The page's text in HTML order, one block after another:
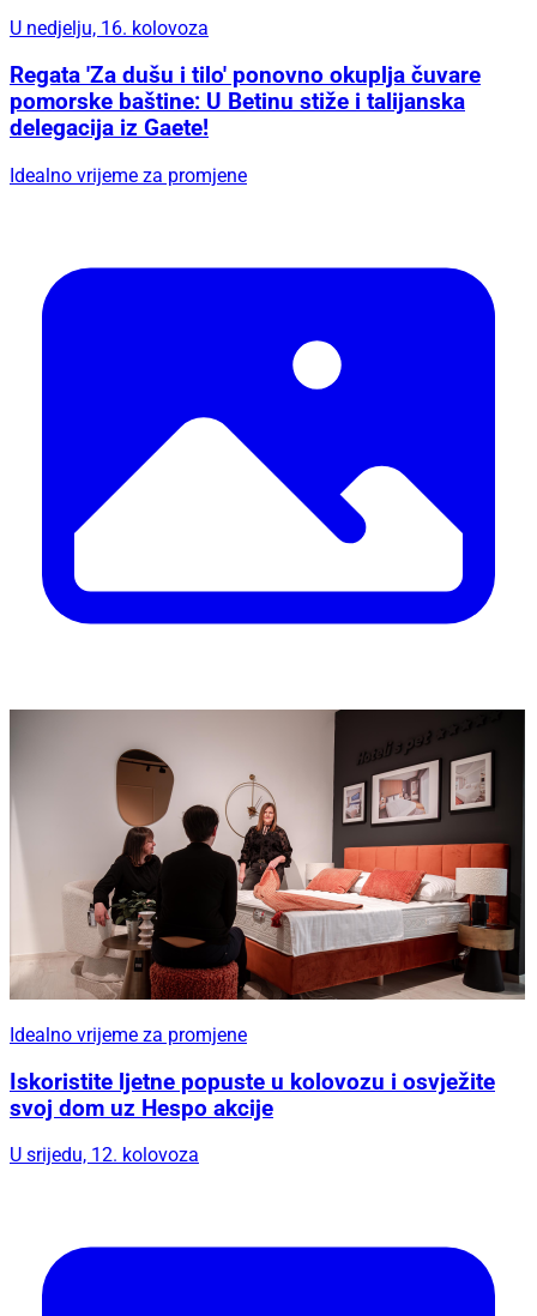
U nedjelju, 16. kolovoza
Regata 'Za dušu i tilo' ponovno okuplja čuvare
pomorske baštine: U Betinu stiže i talijanska
delegacija iz Gaete!
Idealno vrijeme za promjene
Idealno vrijeme za promjene
Iskoristite ljetne popuste u kolovozu i osvježite
svoj dom uz Hespo akcije
U srijedu, 12. kolovoza